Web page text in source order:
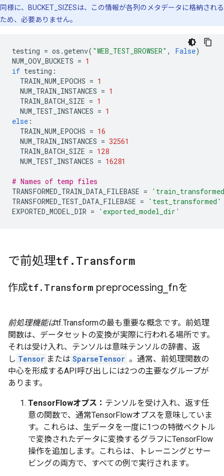
同様に、BUCKET_SIZESは、この情報が各列のメタデータに格納される
ため、必要ありません。
testing = os .getenv( "WEB_TEST_BROWSER" , False)
NUM_OOV_BUCKETS = 1
if testing :
TRAIN_NUM_EPOCHS = 1
NUM_TRAIN_INSTANCES = 1
TRAIN_BATCH_SIZE = 1
NUM_TEST_INSTANCES = 1
else :
TRAIN_NUM_EPOCHS = 16
NUM_TRAIN_INSTANCES = 32561
TRAIN_BATCH_SIZE = 128
NUM_TEST_INSTANCES = 16281
# Names of temp files
TRANSFORMED_TRAIN_DATA_FILEBASE =
TRANSFORMED_TEST_DATA_FILEBASE =
'test_transformed'
EXPORTED_MODEL_DIR = 'exported_model_dir'
で前処理tf . Transform
作成tf. Transform preprocessing fnを
前処理機能はtf.Transformの最も重要な概念です。前処理
関数は、データセットの変換が実際に行われる場所です。
それは受け入れ、テンソルは意味テンソルの辞書、返
し Tensor または SparseTensor 。通常、前処理関数の
中心を形成するAPI呼び出しには2つの主要なグループが
あります。
TensorFlowオプス： テンソルを受け入れ、返す任
意の関数で、通常TensorFlowオプスを意味していま
す。これらは、生データを一度に1つの特徴ベクトル
で変換されたデータに変換するグラフにTensorFlow
操作を追加します。これらは、トレーニングとサー
ビングの両方で、すべての例で実行されます。